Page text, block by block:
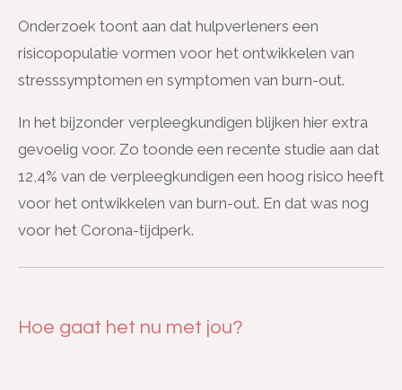
Onderzoek toont aan dat hulpverleners een
risicopopulatie vormen voor het ontwikkelen van
stresssymptomen en symptomen van burn-out.
In het bijzonder verpleegkundigen blijken hier extra
gevoelig voor. Zo toonde een recente studie aan dat
12,4% van de verpleegkundigen een hoog risico heeft
voor het ontwikkelen van burn-out. En dat was nog
voor het Corona-tijdperk.
Hoe gaat het nu met jou?